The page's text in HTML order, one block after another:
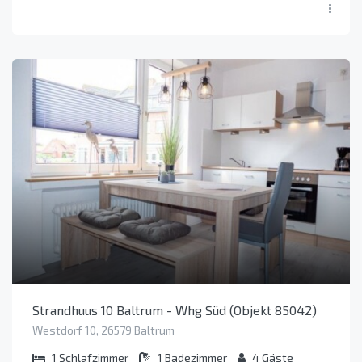
Strandhuus 10 Baltrum - Whg Süd (Objekt 85042)
Westdorf 10, 26579 Baltrum
1 Schlafzimmer 1 Badezimmer 4Gäste